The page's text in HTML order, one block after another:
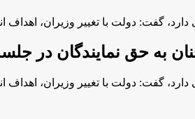
گفت: دولت با تغییر وزیران، اهداف
به حق نمایندگان در
گفت: دولت با تغییر وزیران، اهداف